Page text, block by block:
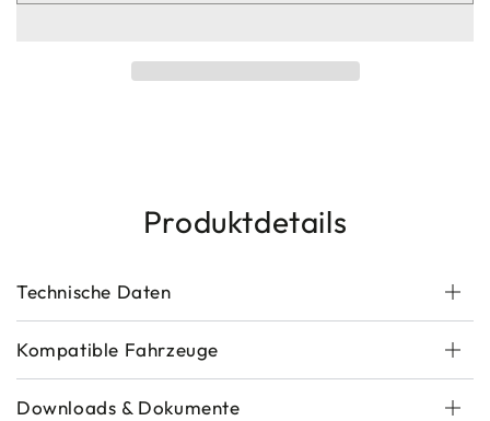
Produktdetails
Technische Daten
Kompatible Fahrzeuge
Downloads & Dokumente